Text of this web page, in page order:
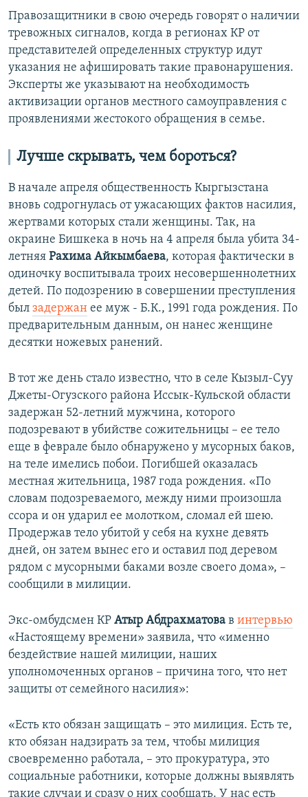
Правозащитники в свою очередь говорят о наличии
тревожных сигналов, когда в регионах КР от
представителей определенных структур идут
указания не афишировать такие правонарушения.
Эксперты же указывают на необходимость
активизации органов местного самоуправления с
проявлениями жестокого обращения в семье.
Лучше скрывать, чем бороться?
В начале апреля общественность Кыргызстана
вновь содрогнулась от ужасающих фактов насилия,
жертвами которых стали женщины. Так, на
окраине Бишкека в ночь на 4 апреля была убита 34-
летняя Рахима Айкымбаева, которая фактически в
одиночку воспитывала троих несовершеннолетних
детей. По подозрению в совершении преступления
был задержан ее муж - Б.К., 1991 года рождения. По
предварительным данным, он нанес женщине
десятки ножевых ранений.
В тот же день стало известно, что в селе Кызыл-Суу
Джеты-Огузского района Иссык-Кульской области
задержан 52-летний мужчина, которого
подозревают в убийстве сожительницы – ее тело
еще в феврале было обнаружено у мусорных баков,
на теле имелись побои. Погибшей оказалась
местная жительница, 1987 года рождения. «По
словам подозреваемого, между ними произошла
ссора и он ударил ее молотком, сломал ей шею.
Продержав тело убитой у себя на кухне девять
дней, он затем вынес его и оставил под деревом
рядом с мусорными баками возле своего дома», –
сообщили в милиции.
Экс-омбудсмен КР Атыр Абдрахматова в интервью
«Настоящему времени» заявила, что «именно
бездействие нашей милиции, наших
уполномоченных органов – причина того, что нет
защиты от семейного насилия»:
«Есть кто обязан защищать – это милиция. Есть те,
кто обязан надзирать за тем, чтобы милиция
своевременно работала, – это прокуратура, это
социальные работники, которые должны выявлять
такие случаи и сразу о них сообщать. У нас есть